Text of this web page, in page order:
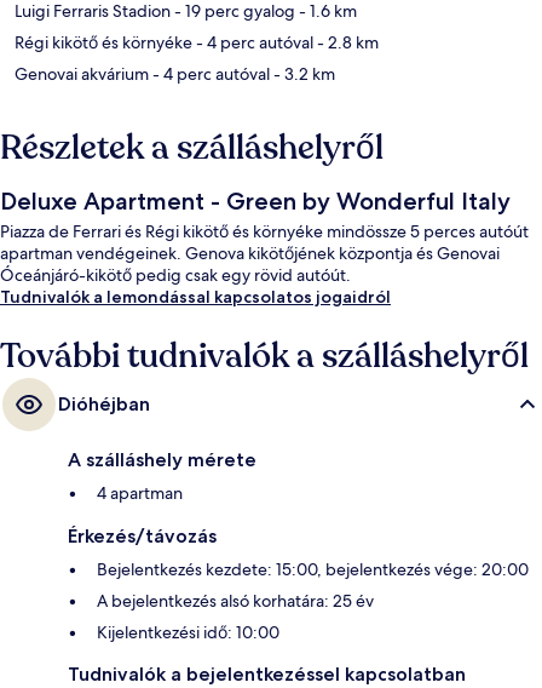
Luigi Ferraris Stadion- 19 perc gyalog - 1.6 km
Régi kikötő és környéke- 4 perc autóval- 2.8 km
Genovai akvárium- 4 perc autóval- 3.2 km
Részletek a szálláshelyről
Deluxe Apartment - Green by Wonderful Italy
Piazza de Ferrari és Régi kikötő és környéke mindössze 5 perces autóút
apartman vendégeinek. Genova kikötőjének központja és Genovai
Óceánjáró-kikötő pedig csak egy rövid autóút.
Tudnivalók a lemondással kapcsolatos jogaidról
További tudnivalók a szálláshelyről
Dióhéjban
A szálláshely mérete
4 apartman
Érkezés/távozás
Bejelentkezés kezdete: 15:00, bejelentkezés vége: 20:00
A bejelentkezés alsó korhatára: 25 év
Kijelentkezési idő: 10:00
Tudnivalók a bejelentkezéssel kapcsolatban